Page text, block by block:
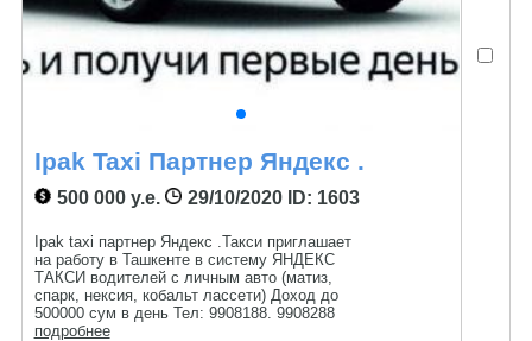
Ipak Taxi Партнер Яндекс .
500 000 у.е. 29/10/2020ID: 1603
Ipak taxi партнер Яндекс .Такси приглашает
на работу в Ташкенте в систему ЯНДЕКС
ТАКСИ водителей с личным авто (матиз,
спарк, нексия, кобальт лассети) Доход до
500000 сум в день Тел: 9908188. 9908288
подробнее